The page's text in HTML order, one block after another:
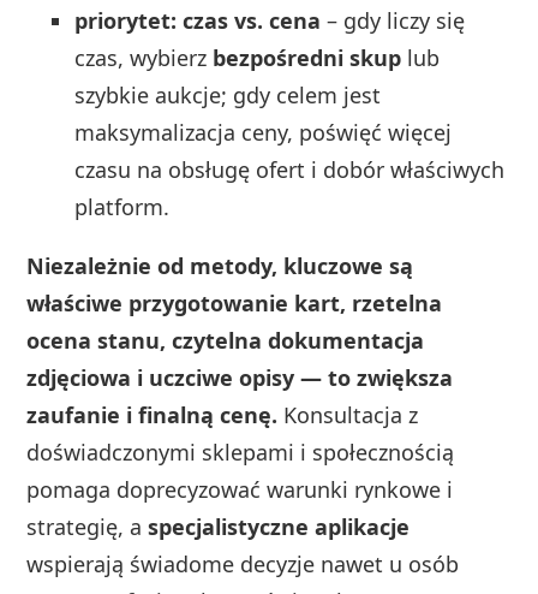
priorytet: czas vs. cena – gdy liczy się
czas, wybierz bezpośredni skup lub
szybkie aukcje; gdy celem jest
maksymalizacja ceny, poświęć więcej
czasu na obsługę ofert i dobór właściwych
platform.
Niezależnie od metody, kluczowe są
właściwe przygotowanie kart, rzetelna
ocena stanu, czytelna dokumentacja
zdjęciowa i uczciwe opisy — to zwiększa
zaufanie i finalną cenę. Konsultacja z
doświadczonymi sklepami i społecznością
pomaga doprecyzować warunki rynkowe i
strategię, aspecjalistyczne aplikacje
wspierają świadome decyzje nawet u osób